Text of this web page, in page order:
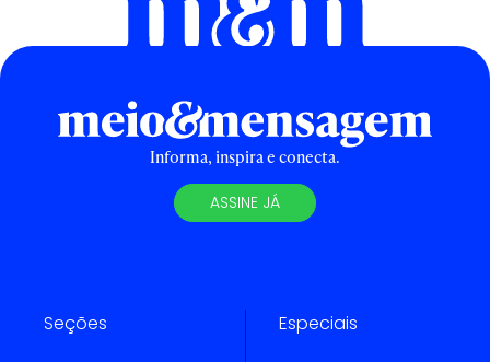
Informa, inspira e conecta.
ASSINE JÁ
Seções Especiais